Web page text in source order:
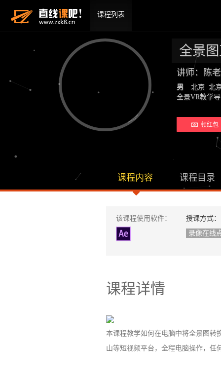
课程列表
全景
讲师：陈
男
北京 北
全景VR教学
领红包
课程内容 课程目录
该课程使用软件：
授课方式：
录像在线
课程详情
本课程教学如何在电脑中将全景图转
山等短视频平台，全程电脑操作，任